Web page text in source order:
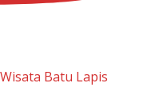
Batu Lapis